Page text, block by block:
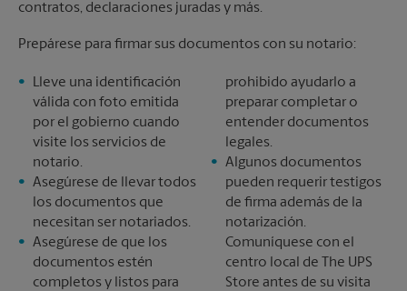
contratos, declaraciones juradas y más.
Prepárese para firmar sus documentos con su notario:
Lleve una identificación
válida con foto emitida
por el gobierno cuando
visite los servicios de
notario.
Asegúrese de llevar todos
los documentos que
necesitan ser notariados.
Asegúrese de que los
documentos estén
completos y listos para
prohibido ayudarlo a
preparar completar o
entender documentos
legales.
Algunos documentos
pueden requerir testigos
de firma además de la
notarización.
Comuníquese con el
centro local de The UPS
Store antes de su visita